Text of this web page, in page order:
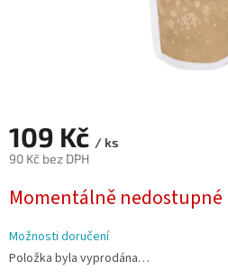
109 Kč / ks
90 Kč bez DPH
cena:
Momentálně nedostupné
Možnosti doručení
Položka byla vyprodána…